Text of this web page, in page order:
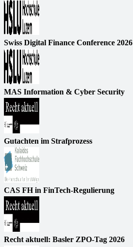
Swiss Digital Finance Conference 2026
MAS Information & Cyber Security
Gutachten im Strafprozess
CAS FH in FinTech-Regulierung
Recht aktuell: Basler ZPO-Tag 2026